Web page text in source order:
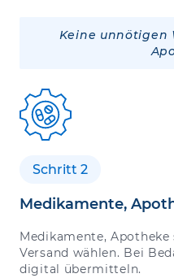
Keine unnötigen
Schritt 2
Medikamente,
Medikamente,
Versand wählen. Bei
digital übermitteln.